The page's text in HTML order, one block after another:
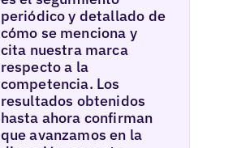
periódico y detallado de
cómo se menciona y
cita nuestra marca
respecto a la
competencia. Los
resultados obtenidos
hasta ahora confirman
que avanzamos en la